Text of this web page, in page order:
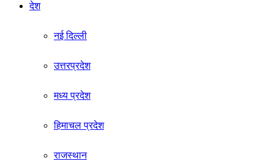
देश
नई दिल्ली
उत्तरप्रदेश
मध्य प्रदेश
हिमाचल प्रदेश
राजस्थान